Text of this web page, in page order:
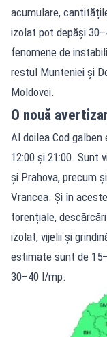
acumulare,
izolat pot depăși
fenomene de
restul Munteniei și
Moldovei.
O nouă
Al doilea Cod
12:00 și 21:00. Sunt
și Prahova, precum
Vrancea. Și în
torențiale,
izolat, vijelii și
estimate sunt de
30–40 l/mp.